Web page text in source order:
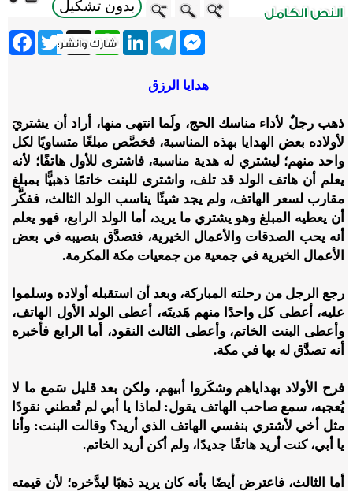
بدون تشكيل
Twitter X
WhatsApp
LinkedInTelegram
Messenger
هدايا الرزق
ذهب رجلٌ لأداء مناسك الحج، ولَما انتهى منها، أراد أن يشتريَ
لأولاده بعض الهدايا بهذه المناسبة، فخصَّص مبلغًا متساويًا لكل
واحد منهم؛ ليشتري له هدية مناسبة، فاشترى للأول هاتفًا؛ لأنه
يعلم أن هاتف الولد قد تلف، واشترى للبنت خاتمًا ذهبيًّا بمبلغ
مقارب لسعر الهاتف، ولم يجد شيئًا يناسب الولد الثالث، ففكَّر
أن يعطيه المبلغ وهو يشتري ما يريد، أما الولد الرابع، فهو يعلم
أنه يحب الصدقات والأعمال الخيرية، فتصدَّق بنصيبه في بعض
الأعمال الخيرية في جمعية من جمعيات مكة المكرمة.
رجع الرجل من رحلته المباركة، وبعد أن استقبله أولاده وسلموا
عليه، أعطى كل واحدًا منهم هَديتَه، أعطى الولد الأول الهاتف،
وأعطى البنت الخاتم، وأعطى الثالث النقود، أما الرابع فأخبره
أنه تصدَّق له بها في مكة.
فرح الأولاد بهداياهم وشكَروا أبيهم، ولكن بعد قليل سَمع ما لا
يُعجبه، سمع صاحب الهاتف يقول: لماذا يا أبي لم تُعطني نقودًا
مثل أخي لأشتري بنفسي الهاتف الذي أريد؟ وقالت البنت: وأنا
يا أبي، كنت أريد هاتفًا جديدًا، ولم أكن أريد الخاتم.
أما الثالث، فاعترض أيضًا بأنه كان يريد ذهبًا ليدَّخره؛ لأن قيمته